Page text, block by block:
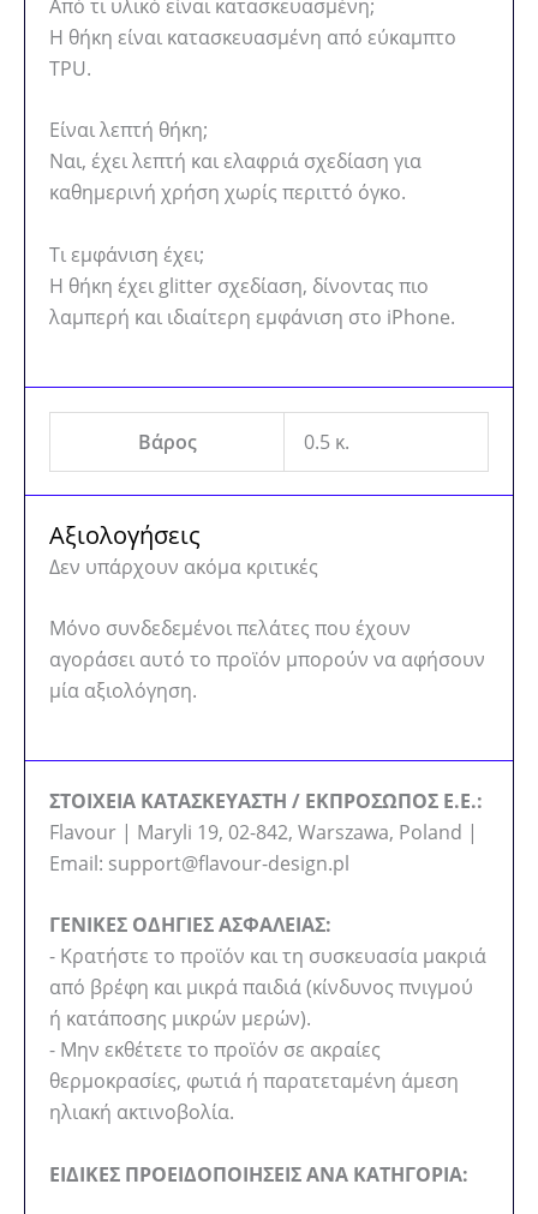
Από τι υλικό είναι κατασκευασμένη;
Η θήκη είναι κατασκευασμένη από εύκαμπτο
TPU.
Είναι λεπτή θήκη;
Ναι, έχει λεπτή και ελαφριά σχεδίαση για
καθημερινή χρήση χωρίς περιττό όγκο.
Τι εμφάνιση έχει;
Η θήκη έχει glitter σχεδίαση, δίνοντας πιο
λαμπερή και ιδιαίτερη εμφάνιση στο iPhone.
Βάρος 0.5 κ.
Αξιολογήσεις
Δεν υπάρχουν ακόμα κριτικές
Μόνο συνδεδεμένοι πελάτες που έχουν
αγοράσει αυτό το προϊόν μπορούν να αφήσουν
μία αξιολόγηση.
ΣΤΟΙΧΕΙΑ ΚΑΤΑΣΚΕΥΑΣΤΗ / ΕΚΠΡΟΣΩΠΟΣ Ε.Ε.:
Flavour | Maryli 19, 02-842, Warszawa, Poland |
Email: support@flavour-design.pl
ΓΕΝΙΚΕΣ ΟΔΗΓΙΕΣ ΑΣΦΑΛΕΙΑΣ:
- Κρατήστε το προϊόν και τη συσκευασία μακριά
από βρέφη και μικρά παιδιά (κίνδυνος πνιγμού
ή κατάποσης μικρών μερών).
- Μην εκθέτετε το προϊόν σε ακραίες
θερμοκρασίες, φωτιά ή παρατεταμένη άμεση
ηλιακή ακτινοβολία.
ΕΙΔΙΚΕΣ ΠΡΟΕΙΔΟΠΟΙΗΣΕΙΣ ΑΝΑ ΚΑΤΗΓΟΡΙΑ: